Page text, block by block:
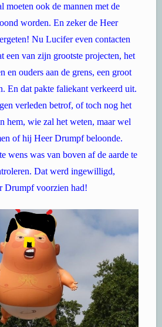
moeten ook de mannen met de
worden. En zeker de Heer
Nu Lucifer even contacten
een van zijn grootste projecten, het
en ouders aan de grens, een groot
En dat pakte faliekant verkeerd uit.
verleden betrof, of toch nog het
hem, wie zal het weten, maar wel
of hij Heer Drumpf beloonde.
wens was van boven af de aarde te
Dat werd ingewilligd,
Drumpf voorzien had!